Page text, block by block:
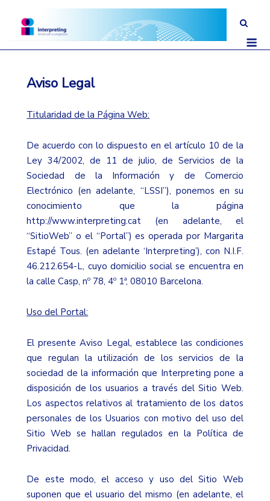
contenido
Aviso Legal
Titularidad de la Página Web:
De acuerdo con lo dispuesto en el artículo 10 de la
Ley 34/2002, de 11 de julio, de Servicios de la
Sociedad de la Información y de Comercio
Electrónico (en adelante, “LSSI”), ponemos en su
conocimiento que la página
http://www.interpreting.cat (en adelante, el
“SitioWeb” o el “Portal”) es operada por Margarita
Estapé Tous. (en adelante ‘Interpreting’), con N.I.F.
46.212.654-L, cuyo domicilio social se encuentra en
la calle Casp, nº 78, 4º 1ª, 08010 Barcelona.
Uso del Portal:
El presente Aviso Legal, establece las condiciones
que regulan la utilización de los servicios de la
sociedad de la información que Interpreting pone a
disposición de los usuarios a través del Sitio Web.
Los aspectos relativos al tratamiento de los datos
personales de los Usuarios con motivo del uso del
Sitio Web se hallan regulados en la Política de
Privacidad.
De este modo, el acceso y uso del Sitio Web
suponen que el usuario del mismo (en adelante, el